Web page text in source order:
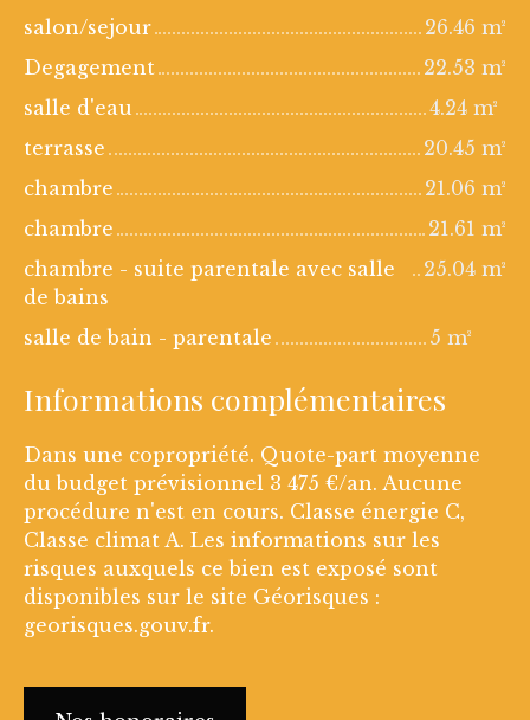
salon/sejour
26.46 m²
Degagement
22.53 m²
salle d'eau
4.24 m²
terrasse
20.45 m²
chambre
21.06 m²
chambre
21.61 m²
chambre - suite parentale avec salle
de bains
25.04 m²
salle de bain - parentale 5 m²
Informations complémentaires
Dans une copropriété. Quote-part moyenne
du budget prévisionnel 3 475 €/an. Aucune
procédure n'est en cours. Classe énergie C,
Classe climat A. Les informations sur les
risques auxquels ce bien est exposé sont
disponibles sur le site Géorisques :
georisques.gouv.fr.